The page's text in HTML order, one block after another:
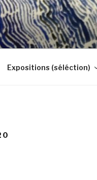
Expositions (séléction)